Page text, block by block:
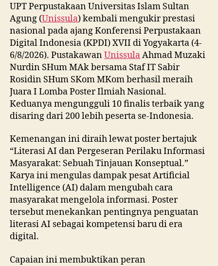
UPT Perpustakaan Universitas Islam Sultan
Agung (Unissula) kembali mengukir prestasi
nasional pada ajang Konferensi Perpustakaan
Digital Indonesia (KPDI) XVII di Yogyakarta (4-
6/8/2026). PustakawanUnissulaAhmad Muzaki
Nurdin SHum MAk bersama Staf IT Sabir
Rosidin SHum SKom MKom berhasil meraih
Juara I Lomba Poster Ilmiah Nasional.
Keduanya mengungguli 10 finalis terbaik yang
disaring dari 200 lebih peserta se-Indonesia.
Kemenangan ini diraih lewat poster bertajuk
“Literasi AI dan Pergeseran Perilaku Informasi
Masyarakat: Sebuah Tinjauan Konseptual.”
Karya ini mengulas dampak pesat Artificial
Intelligence (AI) dalam mengubah cara
masyarakat mengelola informasi. Poster
tersebut menekankan pentingnya penguatan
literasi AI sebagai kompetensi baru di era
digital.
Capaian ini membuktikan peran